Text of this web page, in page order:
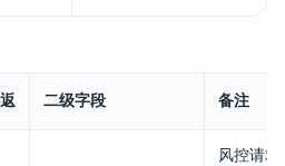
二级字段 备注
风控请求